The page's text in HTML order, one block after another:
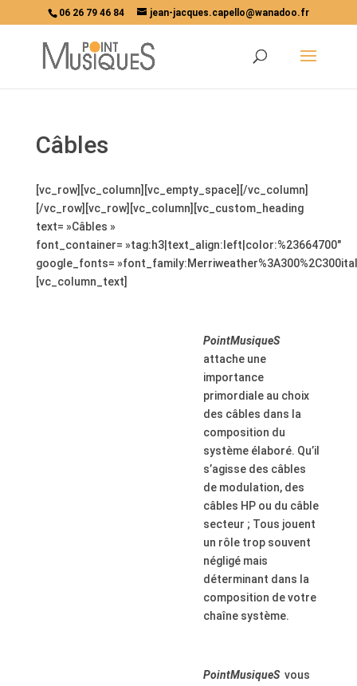
06 26 79 46 84 jean-jacques.capello@wanadoo.fr
Câbles
[vc_row][vc_column][vc_empty_space][/vc_column]
[/vc_row][vc_row][vc_column][vc_custom_heading
text= »Câbles »
font_container= »tag:h3|text_align:left|color:%23664700″
google_fonts=
[vc_column_text]
PointMusiqueS
attache une
importance
primordiale au choix
des câbles dans la
composition du
système élaboré. Qu’il
s’agisse des câbles
de modulation, des
câbles HP ou du câble
secteur ; Tous jouent
un rôle trop souvent
négligé mais
déterminant dans la
composition de votre
chaîne système.
PointMusiqueSvous